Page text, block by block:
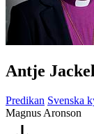
Antje
Predikan Svenska
Magnus Aronson